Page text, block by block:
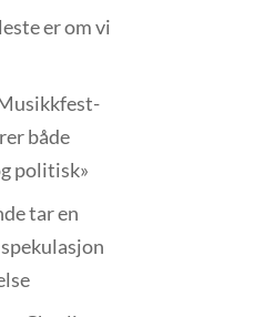
er om vi
både
politisk»
tar en